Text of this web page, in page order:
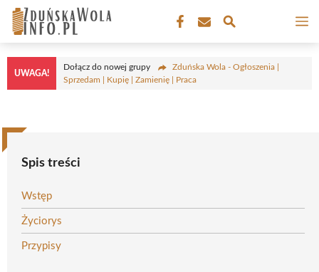
Przejdź
treści
UWAGA!
Dołącz do nowej grupy
Zduńska Wola - Ogłoszenia |
Sprzedam | Kupię | Zamienię | Praca
Spis treści
Wstęp
Życiorys
Przypisy